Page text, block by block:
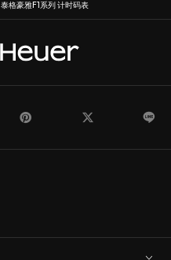
泰格豪雅F1系列 计时码表
Pinterest